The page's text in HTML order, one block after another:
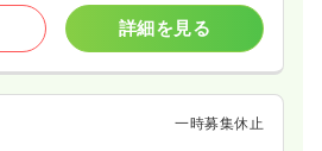
詳細を見る
一時募集休止